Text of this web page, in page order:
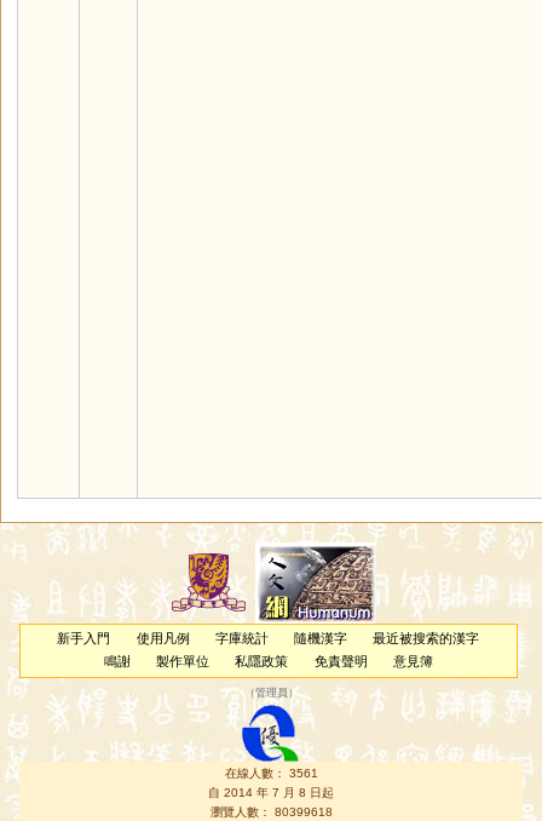
新手入門 使用凡例 字庫統計 隨機漢字
最近被搜索的漢字
鳴謝
製作單位 私隱政策 免責聲明 意見簿
（管理員 ）
在線人數： 3561
自 2014 年 7 月 8 日起
瀏覽人數： 80399618